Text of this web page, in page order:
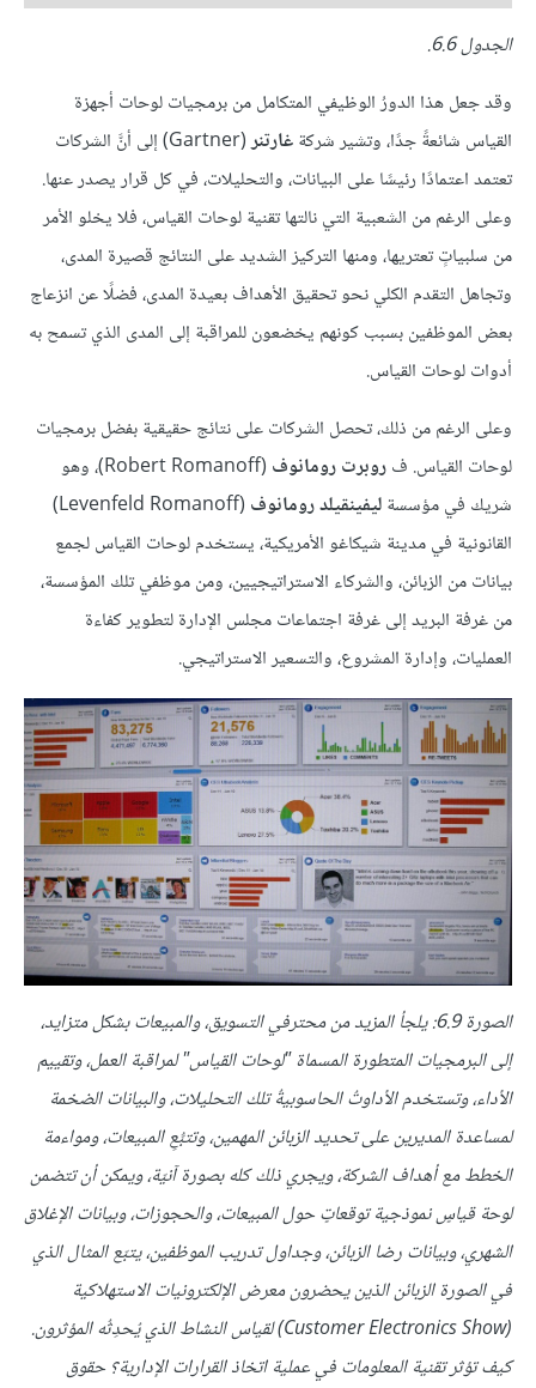
الجدول 6.6.
وقد جعل هذا الدورُ الوظيفي المتكامل من برمجيات لوحات أجهزة
القياس شائعةً جدًا، وتشير شركةغارتنر
(Gartner) إلى أنَّ الشركات
تعتمد اعتمادًا رئيسًا على البيانات، والتحليلات، في كل قرار يصدر عنها.
وعلى الرغم من الشعبية التي نالتها تقنية لوحات القياس، فلا يخلو الأمر
من سلبياتٍ تعتريها، ومنها التركيز الشديد على النتائج قصيرة المدى،
وتجاهل التقدم الكلي نحو تحقيق الأهداف بعيدة المدى، فضلًا عن انزعاج
بعض الموظفين بسبب كونهم يخضعون للمراقبة إلى المدى الذي تسمح به
أدوات لوحات القياس.
وعلى الرغم من ذلك، تحصل الشركات على نتائج حقيقية بفضل برمجيات
لوحات القياس. فروبرت رومانوف
(Robert Romanoff)، وهو
شريك في مؤسسةليفينقيلد رومانوف
(Levenfeld Romanoff)
القانونية في مدينة شيكاغو الأمريكية، يستخدم لوحات القياس لجمع
بيانات من الزبائن، والشركاء الاستراتيجيين، ومن موظفي تلك المؤسسة،
من غرفة البريد إلى غرفة اجتماعات مجلس الإدارة لتطوير كفاءة
العمليات، وإدارة المشروع، والتسعير الاستراتيجي.
الصورة 6.9: يلجأ المزيد من محترفي التسويق، والمبيعات بشكل متزايد،
إلى البرمجيات المتطورة المسماة "لوحات القياس" لمراقبة العمل، وتقييم
الأداء، وتستخدم الأداوتُ الحاسوبيةُ تلك التحليلات، والبيانات الضخمة
لمساعدة المديرين على تحديد الزبائن المهمين، وتتبُّعِ المبيعات، ومواءمة
الخطط مع أهداف الشركة، ويجري ذلك كله بصورة آنيّة، ويمكن أن تتضمن
لوحة قياسٍ نموذجية توقعاتٍ حول المبيعات، والحجوزات، وبيانات الإغلاق
الشهري، وبيانات رضا الزبائن، وجداول تدريب الموظفين، يتبّع المثال الذي
في الصورة الزبائن الذين يحضرون معرض الإلكترونيات الاستهلاكية
(Customer Electronics Show) لقياس النشاط الذي يُحدِثُه المؤثرون.
كيف تؤثر تقنية المعلومات في عملية اتخاذ القرارات الإدارية؟ حقوق